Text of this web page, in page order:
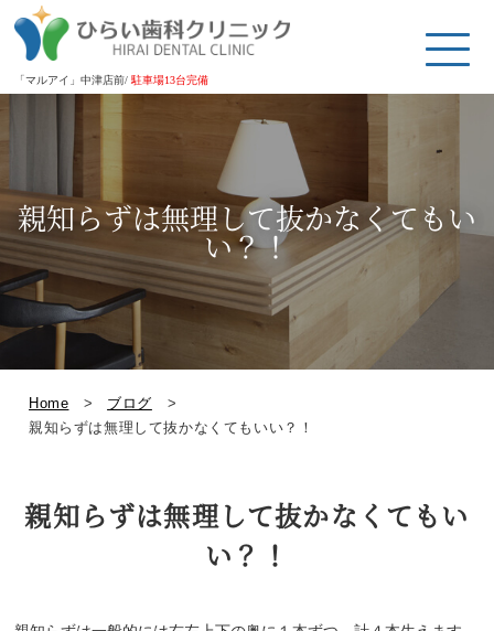
「マルアイ」中津店前/駐車場13台完備
親知らずは無理して抜かなくてもい
い？！
Home > ブログ >
親知らずは無理して抜かなくてもいい？！
親知らずは無理して抜かなくてもい
い？！